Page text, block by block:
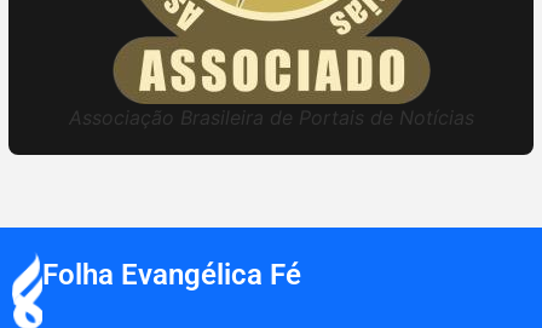
Associação Brasileira de Portais de Notícias
Folha Evangélica Fé